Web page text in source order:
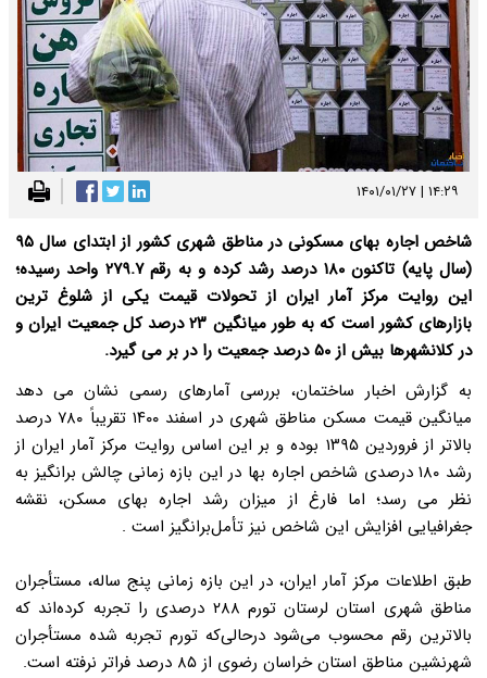
۱۴:۲۹ | ۱۴۰۱/۰۱/۲۷
شاخص اجاره بهای مسکونی در مناطق شهری کشور از ابتدای سال ۹۵
(سال پایه) تاکنون ۱۸۰ درصد رشد کرده و به رقم ۲۷۹.۷ واحد رسیده؛
این روایت مرکز آمار ایران از تحولات قیمت یکی از شلوغ ترین
بازارهای کشور است که به طور میانگین ۲۳ درصد کل جمعیت ایران و
در کلانشهرها بیش از ۵۰ درصد جمعیت را در بر می گیرد.
به گزارش اخبار ساختمان، بررسی آمارهای رسمی نشان می دهد
میانگین قیمت مسکن مناطق شهری در اسفند ۱۴۰۰ تقریباً ۷۸۰ درصد
بالاتر از فروردین ۱۳۹۵ بوده و بر این اساس روایت مرکز آمار ایران از
رشد ۱۸۰ درصدی شاخص اجاره بها در این بازه زمانی چالش برانگیز به
نظر می رسد؛ اما فارغ از میزان رشد اجاره بهای مسکن، نقشه
جغرافیایی افزایش این شاخص نیز تأمل‌برانگیز است .
طبق اطلاعات مرکز آمار ایران، در این بازه زمانی پنج ساله، مستأجران
مناطق شهری استان لرستان تورم ۲۸۸ درصدی را تجربه کرده‌اند که
بالاترین رقم محسوب می‌شود درحالی‌که تورم تجربه شده مستأجران
شهرنشین مناطق استان خراسان رضوی از ۸۵ درصد فراتر نرفته است
.